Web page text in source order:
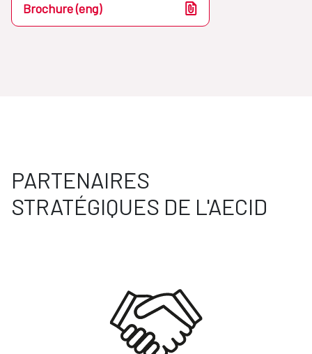
Brochure (eng)
PARTENAIRES
STRATÉGIQUES DE L'AECID